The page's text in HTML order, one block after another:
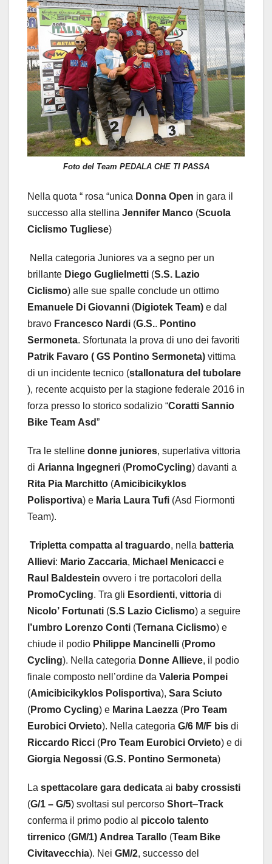
Foto del Team PEDALA CHE TI PASSA
Nella quota “ rosa “unica Donna Open in gara il
successo alla stellina Jennifer Manco (Scuola
Ciclismo Tugliese)
Nella categoria Juniores va a segno per un
brillante Diego Guglielmetti (S.S. Lazio
Ciclismo) alle sue spalle conclude un ottimo
Emanuele Di Giovanni (Digiotek Team) e dal
bravo Francesco Nardi (G.S.. Pontino
Sermoneta. Sfortunata la prova di uno dei favoriti
Patrik Favaro ( GS Pontino Sermoneta) vittima
di un incidente tecnico (stallonatura del tubolare
), recente acquisto per la stagione federale 2016 in
forza presso lo storico sodalizio “Coratti Sannio
Bike Team Asd”
Tra le stelline donne juniores, superlativa vittoria
di Arianna Ingegneri (PromoCycling) davanti a
Rita Pia Marchitto (Amicibicikyklos
Polisportiva) e Maria Laura Tufi (Asd Fiormonti
Team).
Tripletta compatta al traguardo, nella batteria
Allievi: Mario Zaccaria, Michael Menicacci e
Raul
Baldestein ovvero i tre portacolori della
PromoCycling. Tra gli Esordienti, vittoria di
Nicolo’ Fortunati (S.S Lazio Ciclismo) a seguire
l’umbro Lorenzo Conti (Ternana Ciclismo) e
chiude il podio Philippe Mancinelli (Promo
Cycling). Nella categoria Donne Allieve, il podio
finale composto nell’ordine da Valeria Pompei
(Amicibicikyklos Polisportiva), Sara Sciuto
(Promo Cycling) e Marina Laezza (Pro Team
Eurobici Orvieto). Nella categoria G/6 M/F bis di
Riccardo Ricci (Pro Team Eurobici Orvieto) e di
Giorgia Negossi (G.S. Pontino Sermoneta)
La spettacolare gara dedicata ai baby crossisti
(G/1 – G/5) svoltasi sul percorso Short–Track
conferma il primo podio al piccolo talento
tirrenico (GM/1) Andrea Tarallo (Team Bike
Civitavecchia). Nei GM/2, successo del